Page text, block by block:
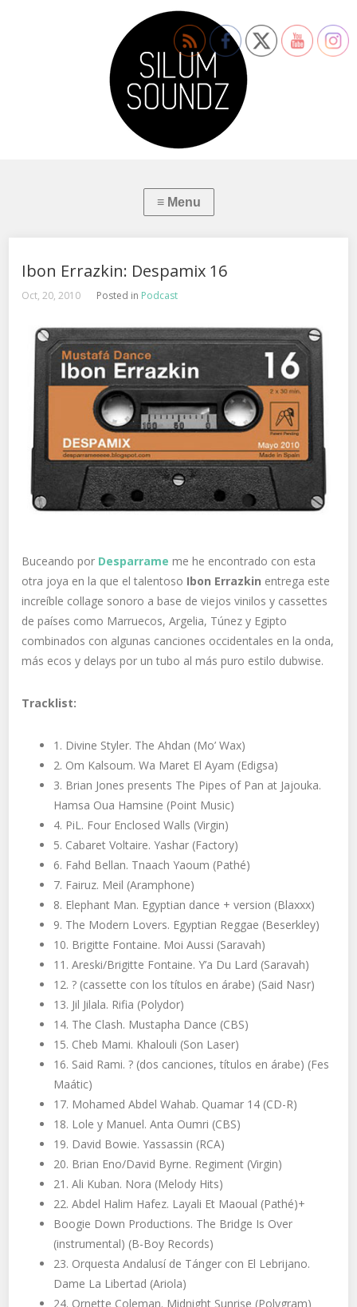
Ibon Errazkin: Despamix 16
Oct, 20, 2010 Posted in Podcast
Buceando por Desparrame me he encontrado con esta
otra joya en la que el talentoso Ibon Errazkin entrega este
increíble collage sonoro a base de viejos vinilos y cassettes
de países como Marruecos, Argelia, Túnez y Egipto
combinados con algunas canciones occidentales en la onda,
más ecos y delays por un tubo al más puro estilo dubwise.
Tracklist:
1. Divine Styler. The Ahdan (Mo’ Wax)
2. Om Kalsoum. Wa Maret El Ayam (Edigsa)
3. Brian Jones presents The Pipes of Pan at Jajouka.
Hamsa Oua Hamsine (Point Music)
4. PiL. Four Enclosed Walls (Virgin)
5. Cabaret Voltaire. Yashar (Factory)
6. Fahd Bellan. Tnaach Yaoum (Pathé)
7. Fairuz. Meil (Aramphone)
8. Elephant Man. Egyptian dance + version (Blaxxx)
9. The Modern Lovers. Egyptian Reggae (Beserkley)
10. Brigitte Fontaine. Moi Aussi (Saravah)
11. Areski/Brigitte Fontaine. Y’a Du Lard (Saravah)
12. ? (cassette con los títulos en árabe) (Said Nasr)
13. Jil Jilala. Rifia (Polydor)
14. The Clash. Mustapha Dance (CBS)
15. Cheb Mami. Khalouli (Son Laser)
16. Said Rami. ? (dos canciones, títulos en árabe) (Fes
Maátic)
17. Mohamed Abdel Wahab. Quamar 14 (CD-R)
18. Lole y Manuel. Anta Oumri (CBS)
19. David Bowie. Yassassin (RCA)
20. Brian Eno/David Byrne. Regiment (Virgin)
21. Ali Kuban. Nora (Melody Hits)
22. Abdel Halim Hafez. Layali Et Maoual (Pathé)+
Boogie Down Productions. The Bridge Is Over
(instrumental) (B-Boy Records)
23. Orquesta Andalusí de Tánger con El Lebrijano.
Dame La Libertad (Ariola)
24. Ornette Coleman. Midnight Sunrise (Polygram)